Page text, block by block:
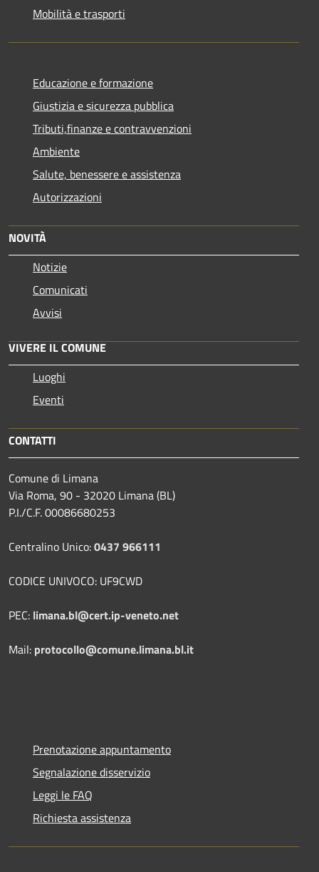
Mobilità e trasporti
Educazione e formazione
Giustizia e sicurezza pubblica
Tributi,finanze e contravvenzioni
Ambiente
Salute, benessere e assistenza
Autorizzazioni
NOVITÀ
Notizie
Comunicati
Avvisi
VIVERE IL COMUNE
Luoghi
Eventi
CONTATTI
Comune di Limana
Via Roma, 90 - 32020 Limana (BL)
P.I./C.F. 00086680253
Centralino Unico:0437 966111
CODICE UNIVOCO: UF9CWD
PEC: limana.bl@cert.ip-veneto.net
Mail: protocollo@comune.limana.bl.it
Prenotazione appuntamento
Segnalazione disservizio
Leggi le FAQ
Richiesta assistenza